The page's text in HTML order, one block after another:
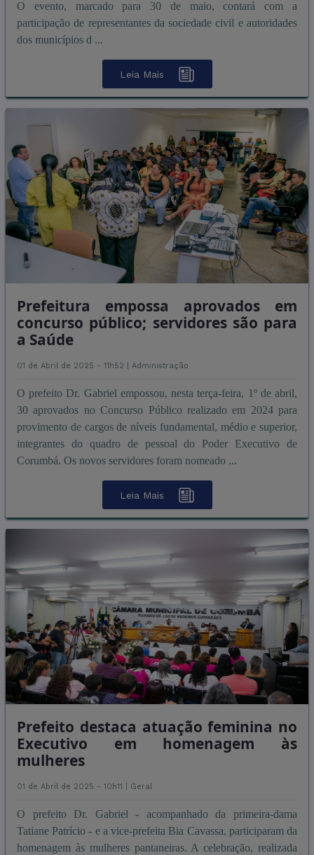
O evento, marcado para 30 de maio, contará com a
participação de representantes da sociedade civil e autoridades
dos municípios d ...
Leia Mais
Prefeitura empossa aprovados em
concurso público; servidores são para
a Saúde
01 de Abril de 2025 - 11h52 | Administração
O prefeito Dr. Gabriel empossou, nesta terça-feira, 1º de abril,
30 aprovados no Concurso Público realizado em 2024 para
provimento de cargos de níveis fundamental, médio e superior,
integrantes do quadro de pessoal do Poder Executivo de
Corumbá. Os novos servidores foram nomeado ...
Leia Mais
Prefeito destaca atuação feminina no
Executivo em homenagem às
mulheres
01 de Abril de 2025 - 10h11 | Geral
O prefeito Dr. Gabriel - acompanhado da primeira-dama
Tatiane Patrício - e a vice-prefeita Bia Cavassa, participaram da
homenagem às mulheres pantaneiras. A celebração, realizada